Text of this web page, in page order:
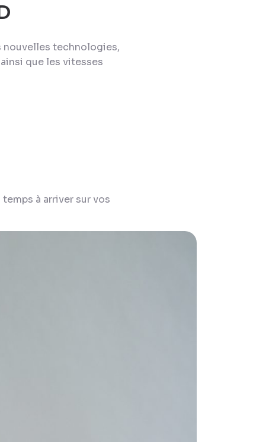
nouvelles technologies,
que les vitesses
à arriver sur vos